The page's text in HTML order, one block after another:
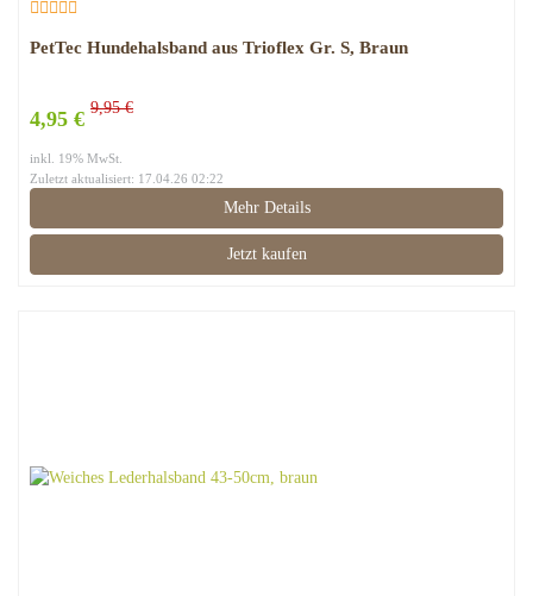
PetTec Hundehalsband aus Trioflex Gr. S, Braun
4,95 € 9,95 €
inkl. 19% MwSt.
Zuletzt aktualisiert: 17.04.26 02:22
Mehr Details
Jetzt kaufen